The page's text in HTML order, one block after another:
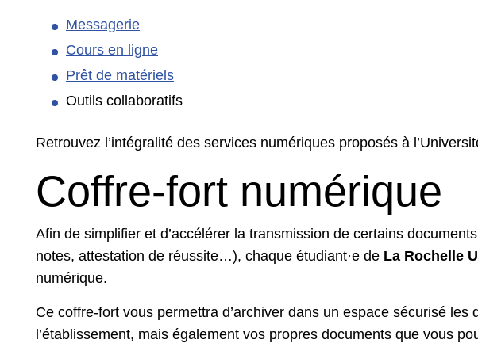
Messagerie
Cours en ligne
Prêt de matériels
Outils collaboratifs
Retrouvez l’intégralité des services numériques proposés à
Coffre-fort numérique
Afin de simplifier et d’accélérer la transmission de certains
notes, attestation de réussite…), chaque étudiant·e de La Rochelle
numérique.
Ce coffre-fort vous permettra d’archiver dans un espace sécurisé les
l’établissement, mais également vos propres documents que vous